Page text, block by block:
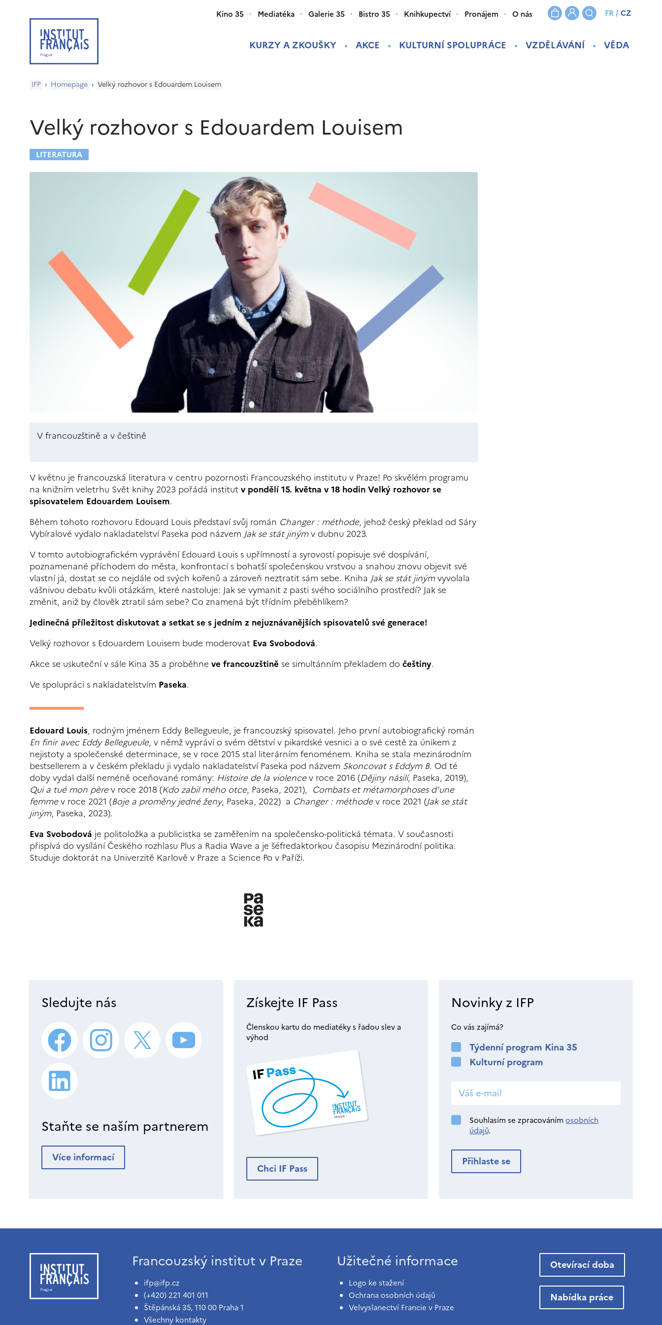
KURZY A ZKOUŠKY AKCE KULTURNÍ SPOLUPRÁCE VZDĚLÁVÁNÍ VĚDA
Kino 35 Mediatéka Galerie 35 Bistro 35 Knihkupectví Pronájem O nás FR/CZ
IFP › Homepage › Velký rozhovor s Edouardem Louisem
Velký rozhovor s Edouardem Louisem
LITERATURA
V francouzštině a v češtině
V květnu je francouzská literatura v centru pozornosti Francouzského institutu v Praze! Po skvělém programu
na knižním veletrhu Svět knihy 2023 pořádá institutv pondělí 15. května v 18 hodinVelký rozhovor se
spisovatelem Edouardem Louisem.
Během tohoto rozhovoru Edouard Louis představí svůj román Changer : méthode, jehož český překlad od Sáry
Vybíralové vydalo nakladatelství Paseka pod názvem Jak se stát jinýmv dubnu 2023.
V tomto autobiografickém vyprávění Edouard Louis s upřímností a syrovostí popisuje své dospívání,
poznamenané příchodem do města, konfrontací s bohatší společenskou vrstvou a snahou znovu objevit své
vlastní já, dostat se co nejdále od svých kořenů a zároveň neztratit sám sebe. Kniha Jak se stát jinýmvyvolala
vášnivou debatu kvůli otázkám, které nastoluje: Jak se vymanit z pasti svého sociálního prostředí? Jak se
změnit, aniž by člověk ztratil sám sebe? Co znamená být třídním přeběhlíkem?
Jedinečná příležitost diskutovat a setkat se s jedním z nejuznávanějších spisovatelů své generace!
Velký rozhovor s Edouardem Louisem bude moderovat Eva Svobodová.
Akce se uskuteční v sále Kina 35 a proběhne ve francouzštině se simultánním překladem do češtiny.
Ve spolupráci s nakladatelstvím Paseka.
Edouard Louis, rodným jménem Eddy Bellegueule, je francouzský spisovatel. Jeho první autobiografický román
En finir avec Eddy Bellegueule, v němž vypráví o svém dětství v pikardské vesnici a o své cestě za únikem z
nejistoty a společenské determinace, se v roce 2015 stal literárním fenoménem. Kniha se stala mezinárodním
bestsellerem a v českém překladu ji vydalo nakladatelství Paseka pod názvem Skoncovat s Eddym B. Od té
doby vydal další neméně oceňované romány: Histoire de la violencev roce 2016 (Dějiny násilí, Paseka, 2019),
Qui a tué mon pèrev roce 2018 (Kdo zabil mého otce, Paseka, 2021), Combats et métamorphoses d'une
femmev roce 2021 (Boje a proměny jedné ženy, Paseka, 2022) a Changer : méthodev roce 2021 (Jak se stát
jiným, Paseka, 2023).
Eva Svobodová je politoložka a publicistka se zaměřením na společensko-politická témata. V současnosti
přispívá do vysílání Českého rozhlasu Plus a Radia Wave a je šéfredaktorkou časopisu Mezinárodní politika.
Studuje doktorát na Univerzitě Karlově v Praze a Science Po v Paříži.
Sledujte nás
Staňte se naším partnerem
Více informací
Získejte IF Pass
Členskou kartu do mediatéky s řadou slev a
výhod
Chci IF Pass
Novinky z IFP
Co vás zajímá?
Týdenní program Kina 35
Kulturní program
Souhlasím se zpracováním osobních
údajů.
Francouzský institut v Praze
ifp@ifp.cz
(+420) 221 401 011
Štěpánská 35, 110 00 Praha 1
Všechny kontakty
Užitečné informace
Logo ke stažení
Ochrana osobních údajů
Velvyslanectví Francie v Praze
Otevírací doba
Nabídka práce